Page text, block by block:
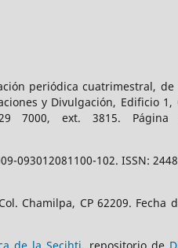
periódica cuatrimestral,
y Divulgación, Edificio
7000, ext. 3815.
093012081100-102. ISSN:
Chamilpa, CP 62209.